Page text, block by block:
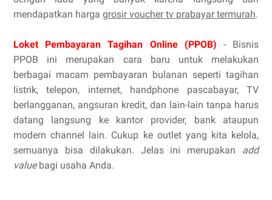
mendapatkan harga grosir voucher tv prabayar termurah.
Loket Pembayaran Tagihan Online (PPOB) - Bisnis
PPOB ini merupakan cara baru untuk melakukan
berbagai macam pembayaran bulanan seperti tagihan
listrik, telepon, internet, handphone pascabayar, TV
berlangganan, angsuran kredit, dan lain-lain tanpa harus
datang langsung ke kantor provider, bank ataupun
modern channel lain. Cukup ke outlet yang kita kelola,
semuanya bisa dilakukan. Jelas ini merupakan add
valuebagi usaha Anda.